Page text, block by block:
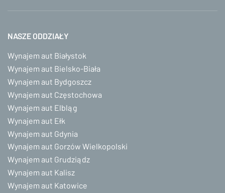
NASZE ODDZIAŁY
Wynajem aut Białystok
Wynajem aut Bielsko-Biała
Wynajem aut Bydgoszcz
Wynajem aut Częstochowa
Wynajem aut Elbląg
Wynajem aut Ełk
Wynajem aut Gdynia
Wynajem aut Gorzów Wielkopolski
Wynajem aut Grudziądz
Wynajem aut Kalisz
Wynajem aut Katowice